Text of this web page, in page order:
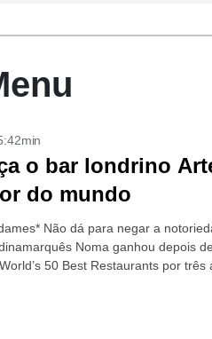
o bar londrino
do mundo
Não dá para negar a
Noma ganhou depois
50 Best Restaurants por